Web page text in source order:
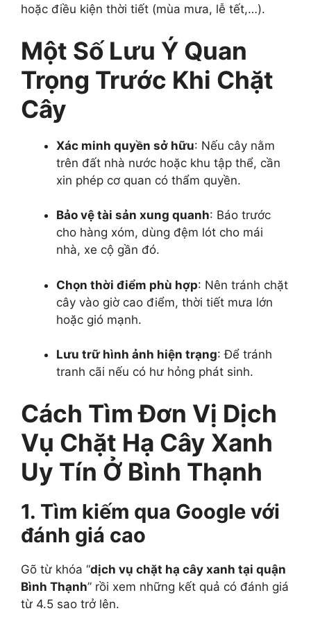
hoặc điều kiện thời tiết (mùa mưa, lễ tết,…).
Một Số Lưu Ý Quan
Trọng Trước Khi Chặt
Cây
Xác minh quyền sở hữu: Nếu cây nằm
trên đất nhà nước hoặc khu tập thể, cần
xin phép cơ quan có thẩm quyền.
Bảo vệ tài sản xung quanh: Báo trước
cho hàng xóm, dùng đệm lót cho mái
nhà, xe cộ gần đó.
Chọn thời điểm phù hợp: Nên tránh chặt
cây vào giờ cao điểm, thời tiết mưa lớn
hoặc gió mạnh.
Lưu trữ hình ảnh hiện trạng: Để tránh
tranh cãi nếu có hư hỏng phát sinh.
Cách Tìm Đơn Vị Dịch
Vụ Chặt Hạ Cây Xanh
Uy Tín Ở Bình Thạnh
1. Tìm kiếm qua Google với
đánh giá cao
Gõ từ khóa “dịch vụ chặt hạ cây xanh tại quận
Bình Thạnh” rồi xem những kết quả có đánh giá
từ 4.5 sao trở lên.